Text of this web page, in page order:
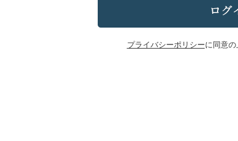
プライバシーポリシーに同意の